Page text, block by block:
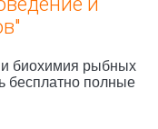
и биохимия рыбных
бесплатно полные